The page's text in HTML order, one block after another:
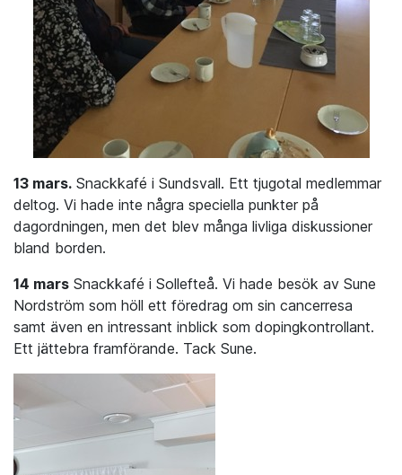
13 mars. Snackkafé i Sundsvall. Ett tjugotal medlemmar
deltog. Vi hade inte några speciella punkter på
dagordningen, men det blev många livliga diskussioner
bland borden.
14 mars Snackkafé i Sollefteå. Vi hade besök av Sune
Nordström som höll ett föredrag om sin cancerresa
samt även en intressant inblick som dopingkontrollant.
Ett jättebra framförande. Tack Sune.